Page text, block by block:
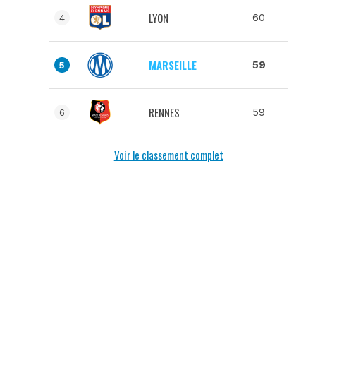
4 LYON 60
5 MARSEILLE 59
6 RENNES 59
Voir le classement complet